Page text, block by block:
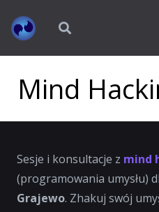
Mind
Sesje i konsultacje z mind
(programowania umysłu)
Grajewo. Zhakuj swój